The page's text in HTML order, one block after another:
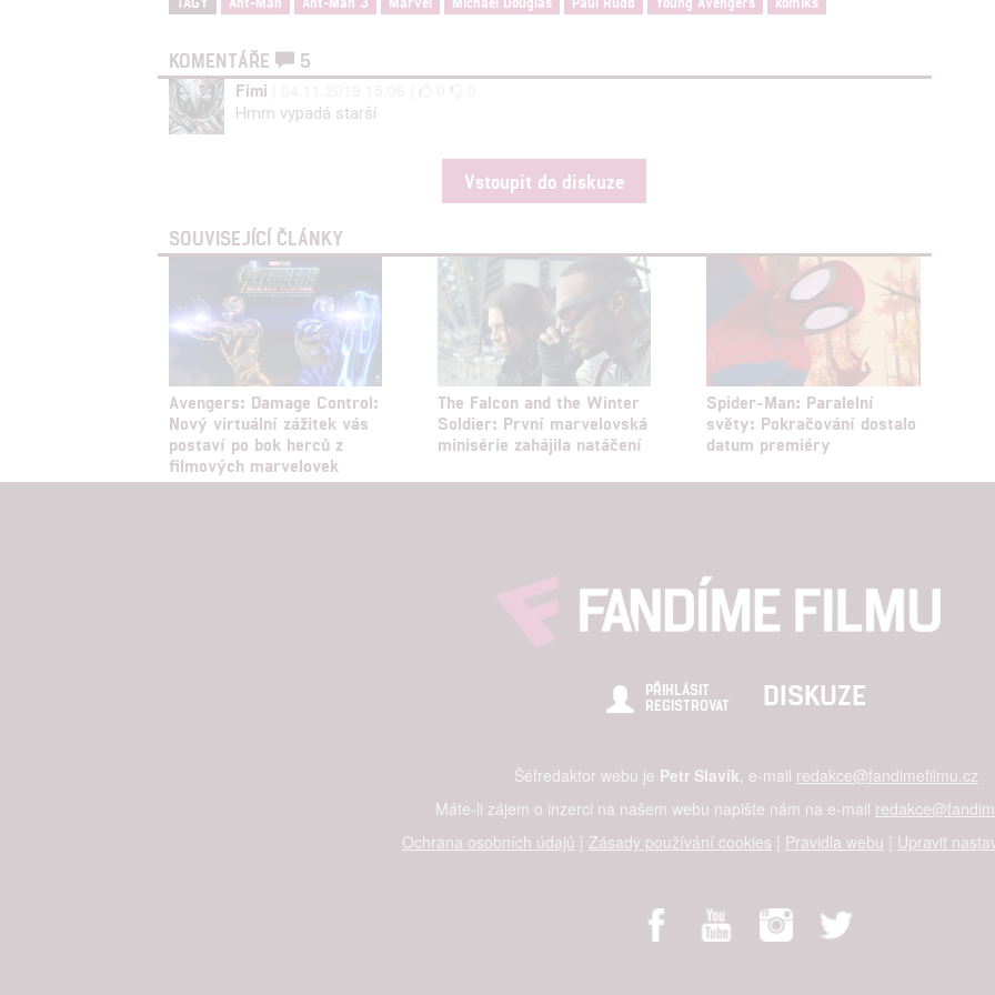
KOMENTÁŘE
5
Fimi
Hmm vypadá starší
Vstoupit do diskuze
SOUVISEJÍCÍ ČLÁNKY
Avengers: Damage Control:
Nový virtuální zážitek vás
postaví po bok herců z
filmových marvelovek
The Falcon and the Winter
Soldier: První marvelovská
minisérie zahájila natáčení
Spider-Man: Paralelní
světy: Pokračování dostalo
datum premiéry
PŘIHLÁSIT
REGISTROVAT
DISKUZE
Šéfredaktor webu je Petr Slavík , e-mail redakce@fandimefilmu.cz
Máte-li zájem o inzerci na našem webu napište nám na e-mail
Ochrana osobních údajů | Zásady používání cookies | Pravidla webu | Upravit